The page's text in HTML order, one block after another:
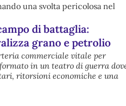
una svolta pericolosa nel
di battaglia:
grano e petrolio
commerciale vitale per
in un teatro di guerra
ritorsioni economiche e una